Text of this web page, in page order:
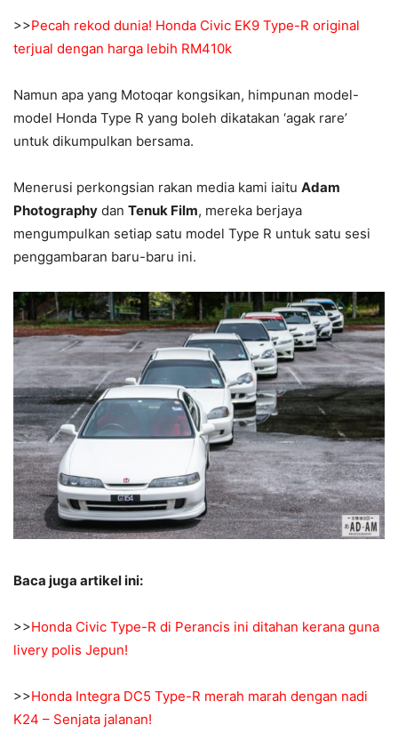
>>Pecah rekod dunia! Honda Civic EK9 Type-R original
terjual dengan harga lebih RM410k
Namun apa yang Motoqar kongsikan, himpunan model-
model Honda Type R yang boleh dikatakan ‘agak rare’
untuk dikumpulkan bersama.
Menerusi perkongsian rakan media kami iaitu Adam
Photography dan Tenuk Film, mereka berjaya
mengumpulkan setiap satu model Type R untuk satu sesi
penggambaran baru-baru ini.
Baca juga artikel ini:
>>Honda Civic Type-R di Perancis ini ditahan kerana guna
livery polis Jepun!
>>Honda Integra DC5 Type-R merah marah dengan nadi
K24 – Senjata jalanan!